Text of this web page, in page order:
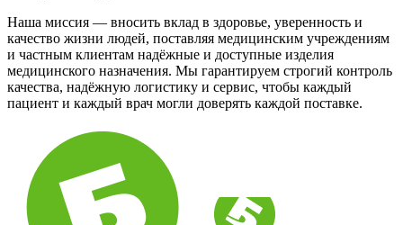
Наша миссия — вносить вклад в здоровье, уверенность и
качество жизни людей, поставляя медицинским учреждениям
и частным клиентам надёжные и доступные изделия
медицинского назначения. Мы гарантируем строгий контроль
качества, надёжную логистику и сервис, чтобы каждый
пациент и каждый врач могли доверять каждой поставке.